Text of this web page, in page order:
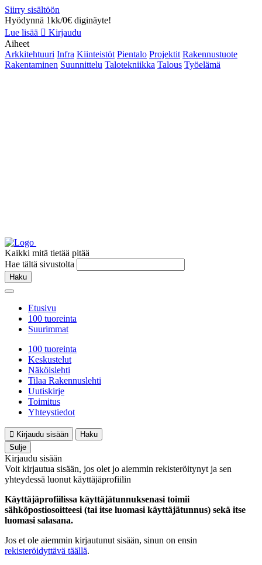
Siirry sisältöön
Hyödynnä 1kk/0€ diginäyte!
Lue lisää
Kirjaudu
Aiheet
Arkkitehtuuri Infra Kiinteistöt Pientalo Projektit Rakennustuote
Rakentaminen Suunnittelu Talotekniikka Talous Työelämä
Kaikki mitä tietää pitää
Hae tältä sivustolta
Haku
Etusivu
100 tuoreinta
Suurimmat
100 tuoreinta
Keskustelut
Näköislehti
Tilaa Rakennuslehti
Uutiskirje
Toimitus
Yhteystiedot
Kirjaudu sisään
Haku
Sulje
Kirjaudu sisään
Voit kirjautua sisään, jos olet jo aiemmin rekisteröitynyt ja sen
yhteydessä luonut käyttäjäprofiilin
Käyttäjäprofiilissa käyttäjätunnuksenasi toimii
sähköpostiosoitteesi (tai itse luomasi käyttäjätunnus) sekä itse
luomasi salasana.
Jos et ole aiemmin kirjautunut sisään, sinun on ensin
rekisteröidyttävä täällä.